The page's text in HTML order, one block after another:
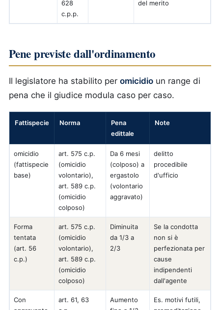
628
c.p.p.
del merito
Pene previste dall'ordinamento
Il legislatore ha stabilito per omicidio un range di
pena che il giudice modula caso per caso.
Fattispecie Norma
Pena
edittale
Note
omicidio
(fattispecie
base)
art. 575 c.p.
(omicidio
volontario),
art. 589 c.p.
(omicidio
colposo)
Da 6 mesi
(colposo) a
ergastolo
(volontario
aggravato)
delitto
procedibile
d'ufficio
Forma
tentata
(art. 56
c.p.)
art. 575 c.p.
(omicidio
volontario),
art. 589 c.p.
(omicidio
colposo)
Diminuita
da 1/3 a
2/3
Se la condotta
non si è
perfezionata per
cause
indipendenti
dall'agente
Con
art. 61, 63
Aumento
Es. motivi futili,